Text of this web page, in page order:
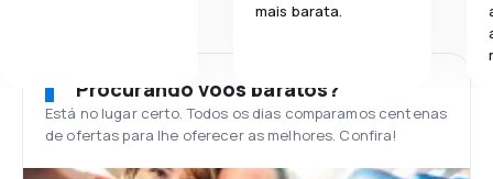
mais barata.
Procurando voos baratos?
Está no lugar certo. Todos os dias comparamos centenas
de ofertas para lhe oferecer as melhores. Confira!